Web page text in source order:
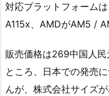
対応プラットフォーム
A115x、AMDがAM5 /
販売価格は269中国人
ところ、日本での発売
んが、株式会社サイズ